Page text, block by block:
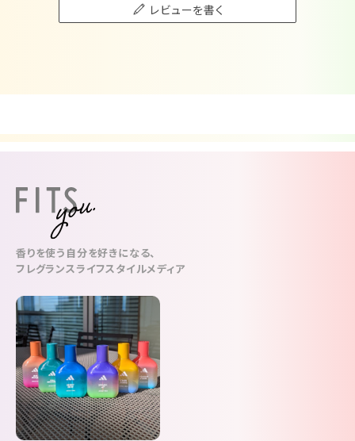
レビューを書く
香りを使う自分を好きになる、
フレグランスライフスタイルメディア